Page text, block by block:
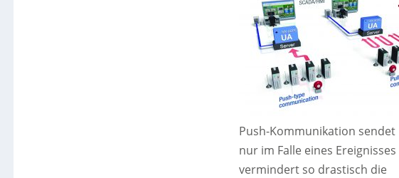
Push-Kommunikation sendet
nur im Falle eines
vermindert so drastisch die